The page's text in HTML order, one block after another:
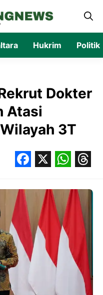
Hukrim Politik
Dokter
Atasi
3T